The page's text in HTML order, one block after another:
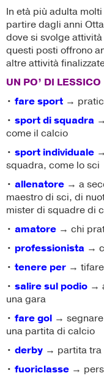
In età più adulta
partire dagli anni
dove si svolge
questi posti offrono
altre attività
UN PO’ DI LESSICO
• fare sport →
• sport di squadra
come il calcio
• sport individuale
squadra, come lo sci
• allenatore → a
maestro di sci, di
mister di squadre di
• amatore → chi
• professionista →
• tenere per →
• salire sul podio →
una gara
• fare gol →
una partita di calcio
• derby → partita tra
• fuoriclasse →